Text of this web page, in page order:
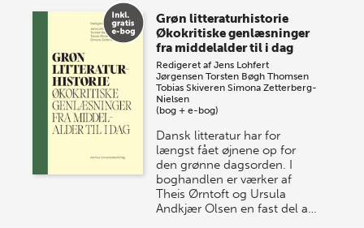
Grøn litteraturhistorie
Økokritiske genlæsninger
fra middelalder til i dag
Redigeret afJens Lohfert
Jørgensen Torsten Bøgh Thomsen
Tobias Skiveren Simona Zetterberg-
Nielsen
(bog + e-bog)
Dansk litteratur har for
længst fået øjnene op for
den grønne dagsorden. I
boghandlen er værker af
Theis Ørntoft og Ursula
Andkjær Olsen en fast del a…